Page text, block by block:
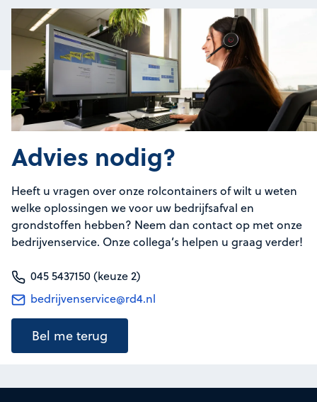
Advies nodig?
Heeft u vragen over onze rolcontainers of wilt u weten
welke oplossingen we voor uw bedrijfsafval en
grondstoffen hebben? Neem dan contact op met onze
bedrijvenservice. Onze collega’s helpen u graag verder!
045 5437150 (keuze 2)
bedrijvenservice@rd4.nl
Bel me terug